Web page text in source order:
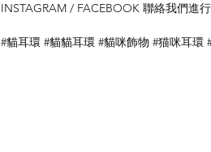
INSTAGRAM / FACEBOOK 聯絡我們進行
#貓耳環 #貓貓耳環 #貓咪飾物 #猫咪耳環